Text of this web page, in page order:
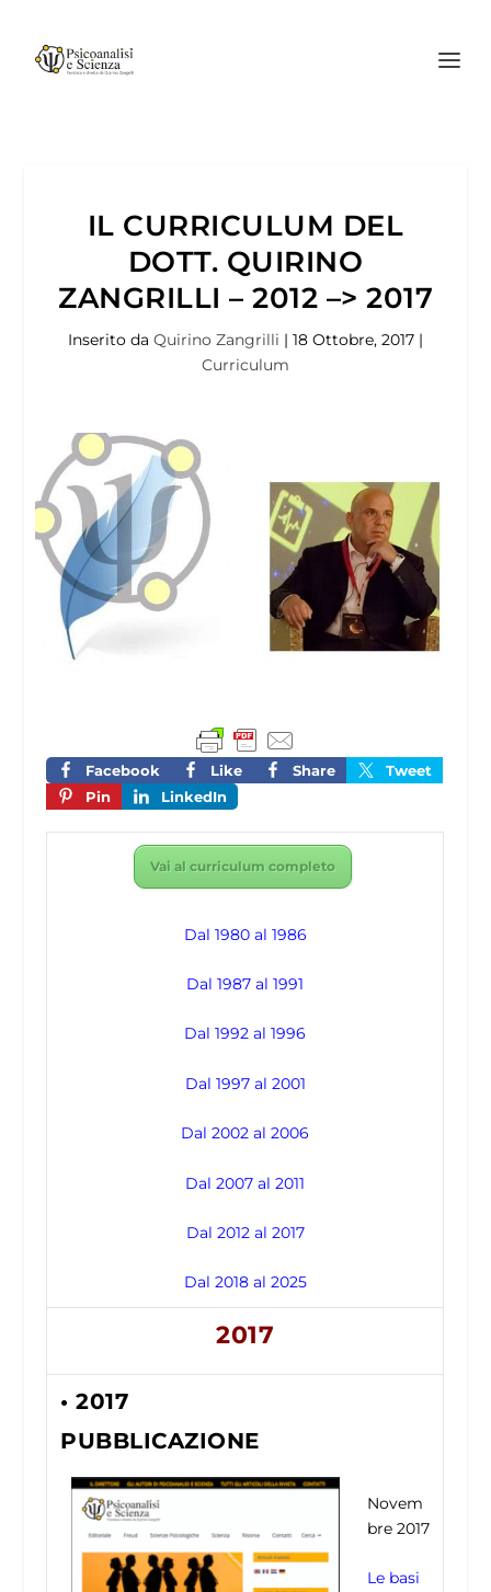
IL CURRICULUM DEL
DOTT. QUIRINO
ZANGRILLI – 2012 –> 2017
Inserito da Quirino Zangrilli | 18 Ottobre, 2017 |
Curriculum
Facebook Like Share
Tweet
Pin
LinkedIn
Vai al curriculum completo
Dal 1980 al 1986
Dal 1987 al 1991
Dal 1992 al 1996
Dal 1997 al 2001
Dal 2002 al 2006
Dal 2007 al 2011
Dal 2012 al 2017
Dal 2018 al 2025
2017
• 2017
PUBBLICAZIONE
Novem
bre 2017
Le basi